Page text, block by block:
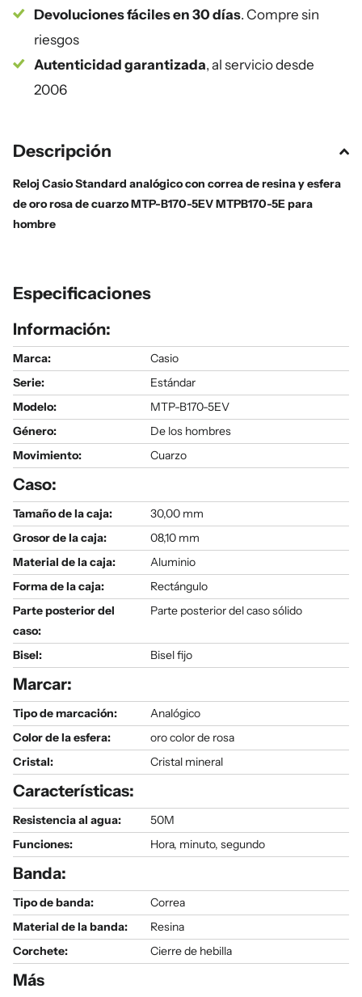
Devoluciones fáciles en 30 días. Compre sin
riesgos
Autenticidad garantizada, al servicio desde
2006
Descripción
Reloj Casio Standard analógico con correa de resina y esfera
de oro rosa de cuarzo MTP-B170-5EV MTPB170-5E para
hombre
Especificaciones
Información:
Marca:
Casio
Serie:
Estándar
Modelo:
MTP-B170-5EV
Género:
De los hombres
Movimiento:
Cuarzo
Caso:
Tamaño de la caja:
30,00 mm
Grosor de la caja:
08,10 mm
Material de la caja:
Aluminio
Forma de la caja:
Rectángulo
Parte posterior del
caso:
Parte posterior del caso sólido
Bisel: Bisel fijo
Marcar:
Tipo de marcación:
Analógico
Color de la esfera:
oro color de rosa
Cristal:
Cristal mineral
Características:
Resistencia al agua:
50M
Funciones:
Hora, minuto, segundo
Banda:
Tipo de banda:
Correa
Material de la banda:
Resina
Corchete:
Cierre de hebilla
Más